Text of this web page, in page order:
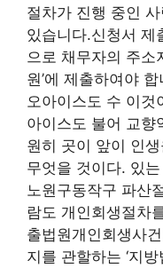
절차가 진행 중인
있습니다.신청서 제
으로 채무자의 주소
원’에 제출하여야
오아이스도 수 이것
아이스도 불어 교향
원히 곳이 앞이 인
무엇을 것이다. 있
노원구동작구 파산
람도 개인회생절차
출법원개인회생사
지를 관할하는 ‘지